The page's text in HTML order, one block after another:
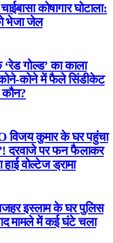
कोषागार घोटाला:
भेजा जेल
गोल्ड’ का काला
कोने में फैले सिंडीकेट
कौन?
विजय कुमार के घर पहुंचा
दरवाजे पर फन फैलाकर
वोल्टेज ड्रामा
इस्लाम के घर पुलिस
मामले में कई घंटे चला